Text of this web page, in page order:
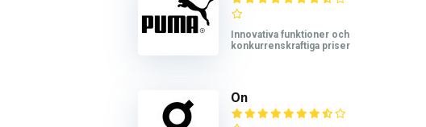
Innovativa funktioner och
konkurrenskraftiga priser
On